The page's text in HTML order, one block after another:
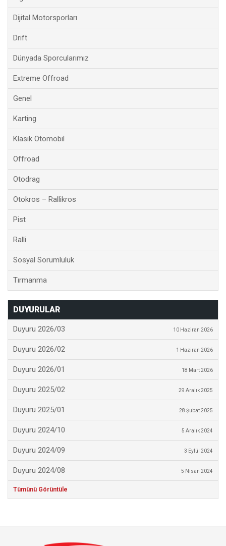
Dijital Motorsporları
Drift
Dünyada Sporcularımız
Extreme Offroad
Genel
Karting
Klasik Otomobil
Offroad
Otodrag
Otokros – Rallikros
Pist
Ralli
Sosyal Sorumluluk
Tırmanma
DUYURULAR
Duyuru 2026/03 10 Haziran 2026
Duyuru 2026/02 1 Haziran 2026
Duyuru 2026/01 18 Mart 2026
Duyuru 2025/02 29 Aralık 2025
Duyuru 2025/01 28 Şubat 2025
Duyuru 2024/10 5 Aralık 2024
Duyuru 2024/09 3 Eylül 2024
Duyuru 2024/08 5 Nisan 2024
Tümünü Görüntüle